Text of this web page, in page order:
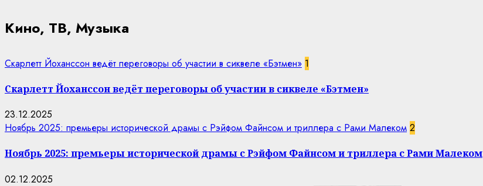
Кино, ТВ, Музыка
Скарлетт Йоханссон ведёт переговоры об участии в сиквеле «Бэтмен» 1
Скарлетт Йоханссон ведёт переговоры об участии в сиквеле «Бэтмен»
23.12.2025
Ноябрь 2025: премьеры исторической драмы с Рэйфом Файнсом и триллера с Рами Малеком 2
Ноябрь 2025: премьеры исторической драмы с Рэйфом Файнсом и триллера с Рами Малеком
02.12.2025